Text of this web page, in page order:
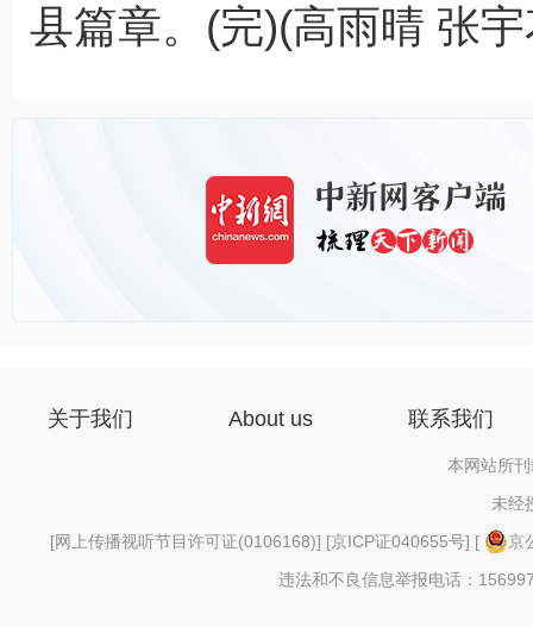
县篇章。(完)(高雨晴 张
关于我们 About us 联系我们
本网站所
未经
[网上传播视听节目许可证(0106168)] [京ICP证040655号] [
京
违法和不良信息举报电话：